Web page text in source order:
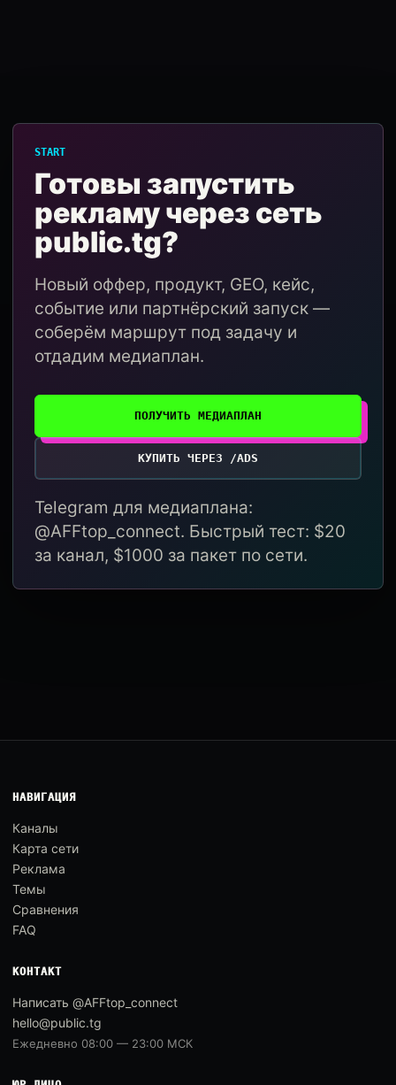
START
Готовы запустить
рекламу через сеть
public.tg?
Новый оффер, продукт, GEO, кейс,
событие или партнёрский запуск —
соберём маршрут под задачу и
отдадим медиаплан.
ПОЛУЧИТЬ МЕДИАПЛАН
КУПИТЬ ЧЕРЕЗ /ADS
Telegram для медиаплана:
@AFFtop_connect. Быстрый тест: $20
за канал, $1000 за пакет по сети.
НАВИГАЦИЯ
Каналы
Карта сети
Реклама
Темы
Сравнения
FAQ
КОНТАКТ
Написать @AFFtop_connect
hello@public.tg
Ежедневно 08:00 — 23:00 МСК